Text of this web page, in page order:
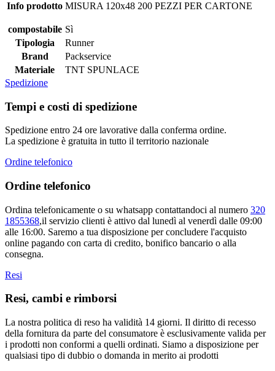
Info prodotto MISURA 120x48 200 PEZZI PER CARTONE
compostabile Sì
Tipologia
Runner
Brand
Packservice
Materiale
TNT SPUNLACE
Spedizione
Tempi e costi di spedizione
Spedizione entro 24 ore lavorative dalla conferma ordine.
La spedizione è gratuita in tutto il territorio nazionale
Ordine telefonico
Ordine telefonico
Ordina telefonicamente o su whatsapp contattandoci al numero 320
1855368,il servizio clienti è attivo dal lunedì al venerdì dalle 09:00
alle 16:00. Saremo a tua disposizione per concludere l'acquisto
online pagando con carta di credito, bonifico bancario o alla
consegna.
Resi
Resi, cambi e rimborsi
La nostra politica di reso ha validità 14 giorni. Il diritto di recesso
della fornitura da parte del consumatore è esclusivamente valida per
i prodotti non conformi a quelli ordinati. Siamo a disposizione per
qualsiasi tipo di dubbio o domanda in merito ai prodotti